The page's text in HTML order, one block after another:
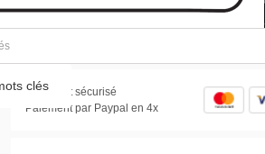
clés
Accéder à la page SAV
Paiement sécurisé
Paiement par Paypal en 4x